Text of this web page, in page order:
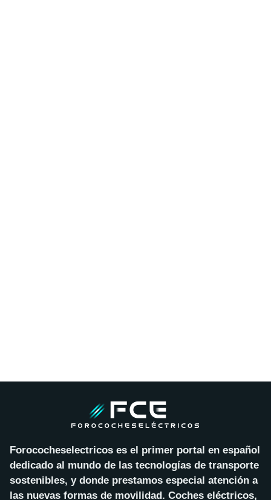
Forococheselectricos es el primer portal en español
dedicado al mundo de las tecnologías de transporte
sostenibles, y donde prestamos especial atención a
las nuevas formas de movilidad. Coches eléctricos,